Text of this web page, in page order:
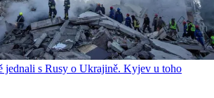
jednali s Rusy o Ukrajině. Kyjev u toho